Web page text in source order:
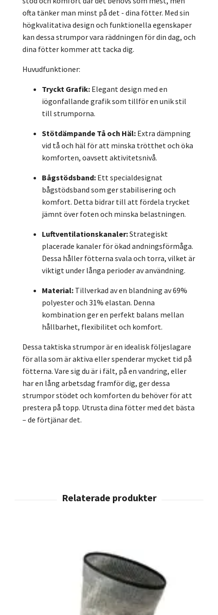
ofta tänker man minst på det - dina fötter. Med sin
högkvalitativa design och funktionella egenskaper
kan dessa strumpor vara räddningen för din dag, och
dina fötter kommer att tacka dig.
Huvudfunktioner:
Tryckt Grafik: Elegant design med en
iögonfallande grafik som tillför en unik stil
till strumporna.
Stötdämpande Tå och Häl: Extra dämpning
vid tå och häl för att minska trötthet och öka
komforten, oavsett aktivitetsnivå.
Bågstödsband: Ett specialdesignat
bågstödsband som ger stabilisering och
komfort. Detta bidrar till att fördela trycket
jämnt över foten och minska belastningen.
Luftventilationskanaler:Strategiskt
placerade kanaler för ökad andningsförmåga.
Dessa håller fötterna svala och torra, vilket är
viktigt under långa perioder av användning.
Material: Tillverkad av en blandning av 69%
polyester och 31% elastan. Denna
kombination ger en perfekt balans mellan
hållbarhet, flexibilitet och komfort.
Dessa taktiska strumpor är en idealisk följeslagare
för alla som är aktiva eller spenderar mycket tid på
fötterna. Vare sig du är i fält, på en vandring, eller
har en lång arbetsdag framför dig, ger dessa
strumpor stödet och komforten du behöver för att
prestera på topp. Utrusta dina fötter med det bästa
– de förtjänar det.